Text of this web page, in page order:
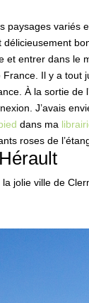
paysages variés
délicieusement
et entrer dans le
Il y a tout
À la sortie de
J’avais
dans ma
roses de
jolie ville de